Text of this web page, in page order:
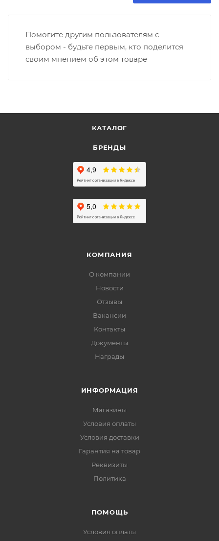
Помогите другим пользователям с
выбором - будьте первым, кто поделится
своим мнением об этом товаре
КАТАЛОГ
БРЕНДЫ
КОМПАНИЯ
О компании
Новости
Отзывы
Вакансии
Контакты
Документы
Награды
ИНФОРМАЦИЯ
Магазины
Условия оплаты
Условия доставки
Гарантия на товар
Реквизиты
Политика
ПОМОЩЬ
Условия оплаты